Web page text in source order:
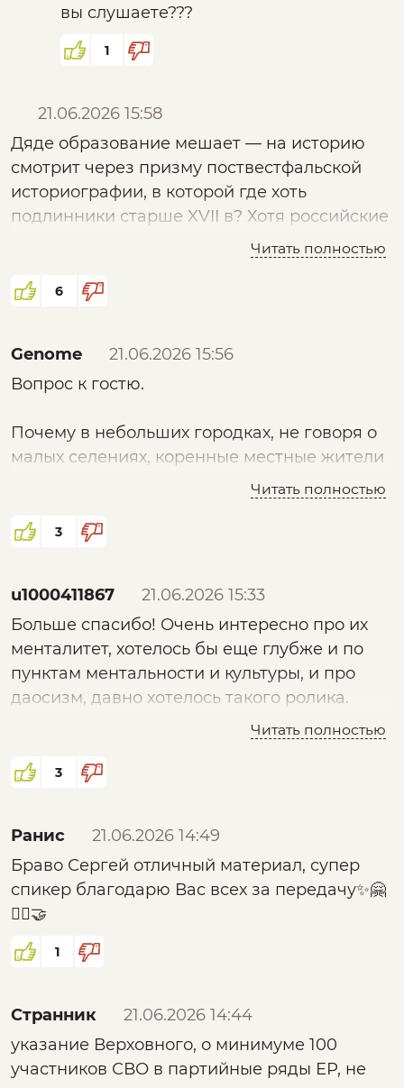
вы слушаете???
1
21.06.2026 15:58
Дяде образование мешает — на историю
смотрит через призму поствестфальской
историографии, в которой где хоть
подлинники старше XVII в? Хотя российские
генетики дали ответ на вопрос историков
потомки живут на территории Европы и
античности».
Читать полностью
6
Genome
21.06.2026 15:56
Вопрос к гостю.
Почему в небольших городках, не говоря о
малых селениях, коренные местные жители
не считают себя китайцами, когда к ним
Читать полностью
3
u1000411867
21.06.2026 15:33
Больше спасибо! Очень интересно про их
менталитет, хотелось бы еще глубже и по
пунктам ментальности и культуры, и про
даосизм, давно хотелось такого ролика.
Читать полностью
3
Ранис
21.06.2026 14:49
Браво Сергей отличный материал, супер
спикер благодарю Вас всех за передачу✨🤗
✊🏻🤝
1
Странник
21.06.2026 14:44
указание Верховного, о минимуме 100
участников СВО в партийные ряды ЕР, не